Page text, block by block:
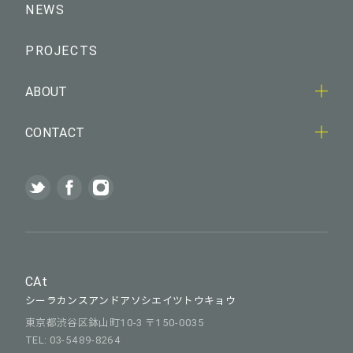
NEWS
PROJECTS
ABOUT
CONTACT
CAt
シーラカンスアンドアソシエイツトウキョウ
東京都渋谷区鉢山町10-3 〒150-0035
TEL: 03-5489-8264